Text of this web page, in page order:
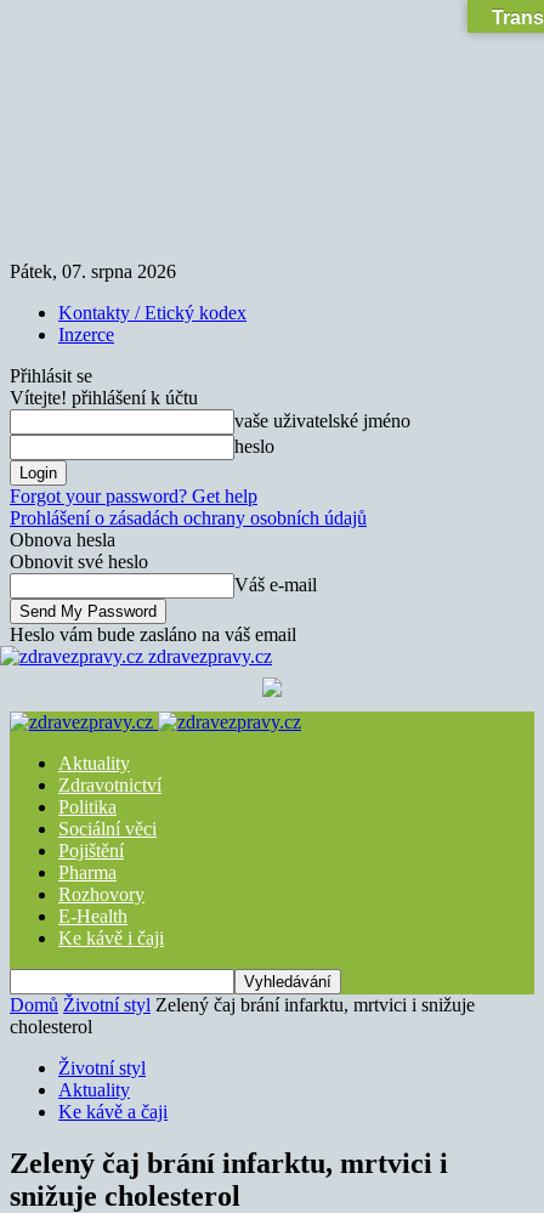
Pátek, 07. srpna 2026
Kontakty / Etický kodex
Inzerce
Přihlásit se
Vítejte! přihlášení k účtu
vaše uživatelské jméno
heslo
Forgot your password? Get help
Prohlášení o zásadách ochrany osobních údajů
Obnova hesla
Obnovit své heslo
Váš e-mail
Heslo vám bude zasláno na váš email
zdravezpravy.cz
Aktuality
Zdravotnictví
Politika
Sociální věci
Pojištění
Pharma
Rozhovory
E-Health
Ke kávě i čaji
Domů Životní styl Zelený čaj brání infarktu, mrtvici i snižuje
cholesterol
Životní styl
Aktuality
Ke kávě a čaji
Zelený čaj brání infarktu, mrtvici i
snižuje cholesterol